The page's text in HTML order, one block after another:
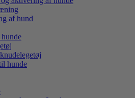
af hund
hunde